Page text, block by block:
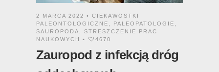
2 MARCA 2022 • CIEKAWOSTKI
PALEONTOLOGICZNE
PALEOPATOLOGIE
SAUROPODA
STRESZCZENIE PRAC
NAUKOWYCH
• 4670
Zauropod z infekcją dróg